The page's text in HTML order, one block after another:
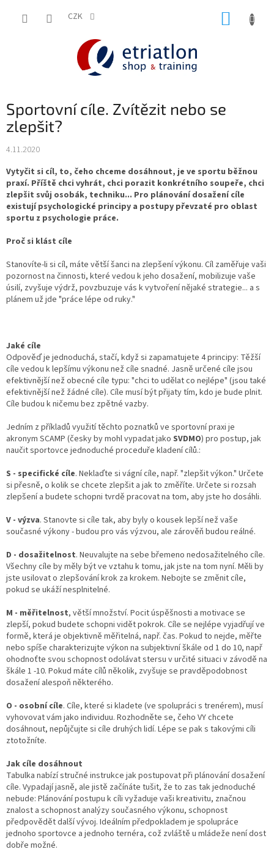
CZK
Sportovní cíle. Zvítězit nebo se
zlepšit?
4.11.2020
Vytyčit si cíl, to, čeho chceme dosáhnout, je ve sportu běžnou
praxí. Příště chci vyhrát, chci porazit konkrétního soupeře, chci
zlepšit svůj osobák, techniku... Pro plánování dosažení cíle
existují psychologické principy a postupy převzaté pro oblast
sportu z psychologie práce.
Proč si klást cíle
Stanovíte-li si cíl, máte větší šanci na zlepšení výkonu. Cíl zaměřuje vaši
pozornost na činnosti, které vedou k jeho dosažení, mobilizuje vaše
úsilí, zvyšuje výdrž, povzbuzuje vás k vytvoření nějaké strategie... a s
plánem už jde "práce lépe od ruky."
Jaké cíle
Odpověď je jednoduchá, stačí, když si zapamatujete 4 principy: Těžší
cíle vedou k lepšímu výkonu než cíle snadné. Jasně určené cíle jsou
efektivnější než obecné cíle typu: "chci to udělat co nejlépe" (jsou také
efektivnější než žádné cíle). Cíle musí být přijaty tím, kdo je bude plnit.
Cíle budou k ničemu bez zpětné vazby.
Jedním z příkladů využití těchto poznatků ve sportovní praxi je
akronym SCAMP (česky by mohl vypadat jako SVDMO) pro postup, jak
naučit sportovce jednoduché proceduře kladení cílů.:
S - specifické cíle. Neklaďte si vágní cíle, např. "zlepšit výkon." Určete
si přesně, o kolik se chcete zlepšit a jak to změříte. Určete si rozsah
zlepšení a budete schopni tvrdě pracovat na tom, aby jste ho dosáhli.
V - výzva. Stanovte si cíle tak, aby byly o kousek lepší než vaše
současné výkony - budou pro vás výzvou, ale zárověň budou reálné.
D - dosažitelnost. Neuvalujte na sebe břemeno nedosažitelného cíle.
Všechny cíle by měly být ve vztahu k tomu, jak jste na tom nyní. Měli by
jste usilovat o zlepšování krok za krokem. Nebojte se změnit cíle,
pokud se ukáží nesplnitelné.
M - měřitelnost, větší množství. Pocit úspěšnosti a motivace se
zlepší, pokud budete schopni vidět pokrok. Cíle se nejlépe vyjadřují ve
formě, která je objektivně měřitelná, např. čas. Pokud to nejde, měřte
nebo spíše charakterizujte výkon na subjektivní škále od 1 do 10, např
ohodnoťte svou schopnost odolávat stersu v určité situaci v závodě na
škále 1 -10. Pokud máte cílů několik, zvyšuje se pravděpodobnost
dosažení alespoň některého.
O - osobní cíle. Cíle, které si kladete (ve spolupráci s trenérem), musí
vyhovovat vám jako individuu. Rozhodněte se, čeho VY chcete
dosáhnout, nepůjčujte si cíle druhých lidí. Lépe se pak s takovými cíli
ztotožníte.
Jak cíle dosáhnout
Tabulka nabízí stručné instrukce jak postupovat při plánování dosažení
cíle. Vypadají jasně, ale jistě začínáte tušit, že to zas tak jednoduché
nebude: Plánování postupu k cíli vyžaduje vaši kreativitu, značnou
znalost a schopnost analýzy současného výkonu, schopnost
předpovědět další vývoj. Ideálním předpokladem je spolupráce
jednoho sportovce a jednoho ternéra, což zvláště u mládeže není dost
dobře možné.
shop.etriatlon.cz - Chat